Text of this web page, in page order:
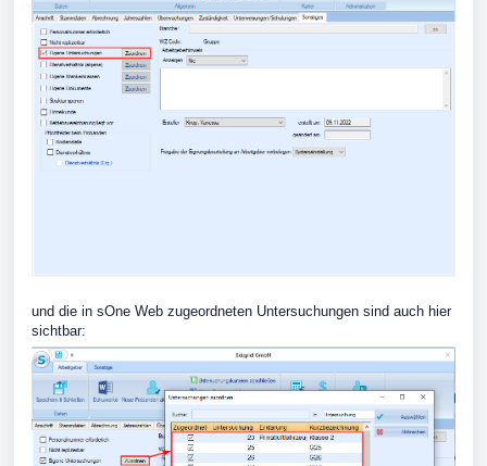
und die in sOne Web zugeordneten Untersuchungen sind auch hier
sichtbar: